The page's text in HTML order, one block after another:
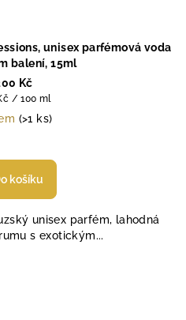
unisex parfémová voda
balení, 15ml
Kč
/ 100 ml
(>1 ks)
košíku
unisex parfém, lahodná
s exotickým...